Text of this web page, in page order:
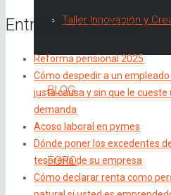
Taller Innovación y
BLOG
FORO
Entradas recientes
Reforma pensional 2025
Cómo despedir a un empleado
justa causa y sin que le cueste
demanda
Acoso laboral en pymes
Dónde poner los excedentes
tesorería de su empresa
Cómo declarar renta como